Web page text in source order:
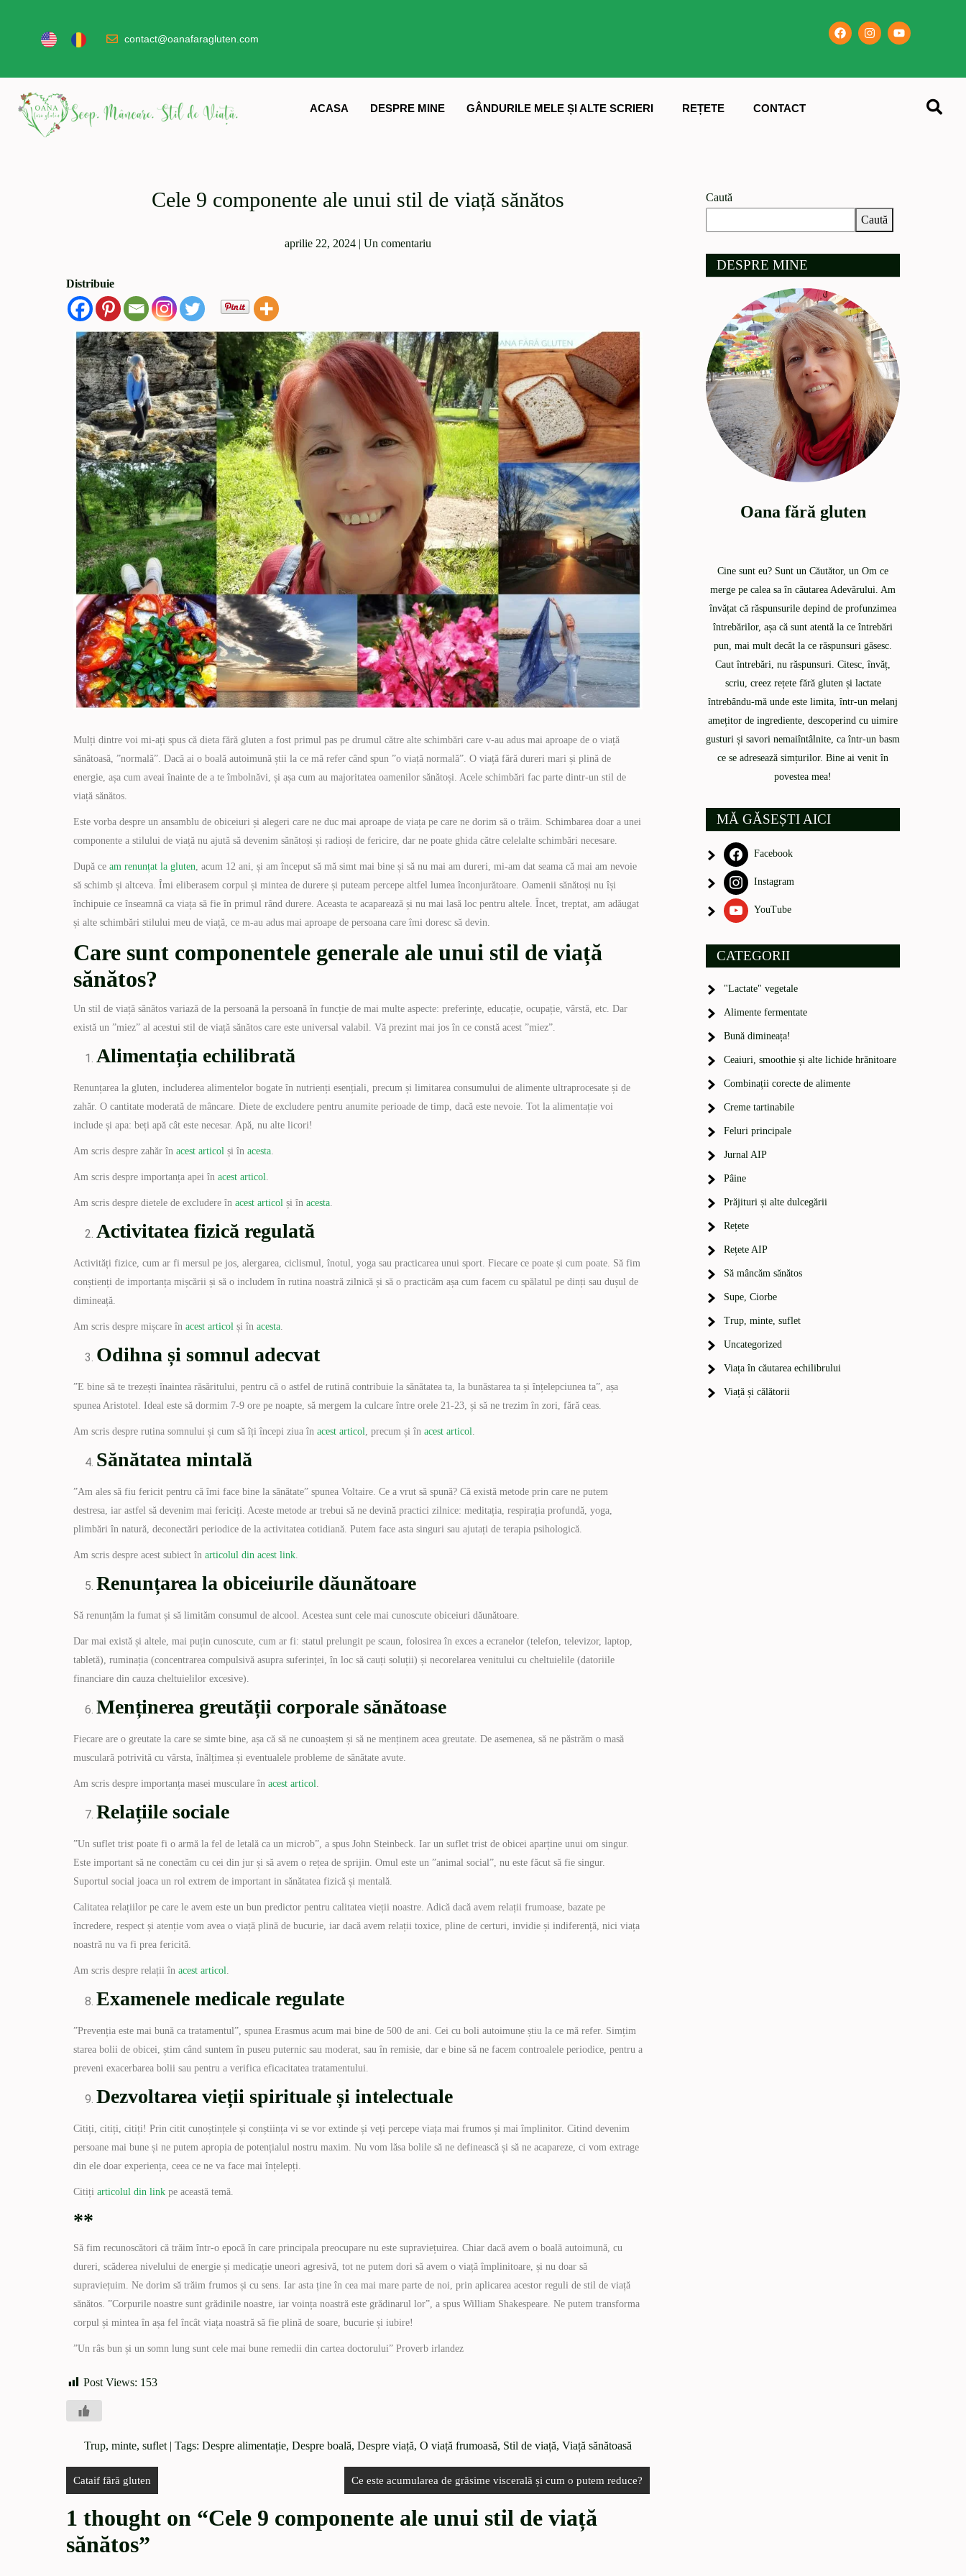
contact@oanafaragluten.com
ACASA DESPRE MINE GÂNDURILE MELE ȘI ALTE SCRIERI REȚETE CONTACT
Cele 9 componente ale unui stil de viață sănătos
aprilie 22, 2024 | Un comentariu
Distribuie
Mulți dintre voi mi-ați spus că dieta fără gluten a fost primul pas pe drumul către alte schimbări care v-au adus mai aproape de o viață
sănătoasă, ”normală”. Dacă ai o boală autoimună știi la ce mă refer când spun ”o viață normală”. O viață fără dureri mari și plină de
energie, așa cum aveai înainte de a te îmbolnăvi, și așa cum au majoritatea oamenilor sănătoși. Acele schimbări fac parte dintr-un stil de
viață sănătos.
Este vorba despre un ansamblu de obiceiuri și alegeri care ne duc mai aproape de viața pe care ne dorim să o trăim. Schimbarea doar a unei
componente a stilului de viață nu ajută să devenim sănătoși și radioși de fericire, dar ne poate ghida către celelalte schimbări necesare.
După ce am renunțat la gluten , acum 12 ani, și am început să mă simt mai bine și să nu mai am dureri, mi-am dat seama că mai am nevoie
să schimb și altceva. Îmi eliberasem corpul și mintea de durere și puteam percepe altfel lumea înconjurătoare. Oamenii sănătoși nu își
închipuie ce înseamnă ca viața să fie în primul rând durere. Aceasta te acaparează și nu mai lasă loc pentru altele. Încet, treptat, am adăugat
și alte schimbări stilului meu de viață, ce m-au adus mai aproape de persoana care îmi doresc să devin.
Care sunt componentele generale ale unui stil de viață
sănătos?
Un stil de viață sănătos variază de la persoană la persoană în funcție de mai multe aspecte: preferințe, educație, ocupație, vârstă, etc. Dar
există un ”miez” al acestui stil de viață sănătos care este universal valabil. Vă prezint mai jos în ce constă acest ”miez”.
Alimentația echilibrată
Renunțarea la gluten, includerea alimentelor bogate în nutrienți esențiali, precum și limitarea consumului de alimente ultraprocesate și de
zahăr. O cantitate moderată de mâncare. Diete de excludere pentru anumite perioade de timp, dacă este nevoie. Tot la alimentație voi
include și apa: beți apă cât este necesar. Apă, nu alte licori!
Am scris despre zahăr în acest articol și în acesta
Am scris despre importanța apei în acest articol
Am scris despre dietele de excludere în acest articol și în acesta
Activitatea fizică regulată
Activități fizice, cum ar fi mersul pe jos, alergarea, ciclismul, înotul, yoga sau practicarea unui sport. Fiecare ce poate și cum poate. Să fim
conștienți de importanța mișcării și să o includem în rutina noastră zilnică și să o practicăm așa cum facem cu spălatul pe dinți sau dușul de
dimineață.
Am scris despre mișcare în acest articol și în acesta
Odihna și somnul adecvat
”E bine să te trezești înaintea răsăritului, pentru că o astfel de rutină contribuie la sănătatea ta, la bunăstarea ta și înțelepciunea ta”, așa
spunea Aristotel. Ideal este să dormim 7-9 ore pe noapte, să mergem la culcare între orele 21-23, și să ne trezim în zori, fără ceas.
Am scris despre rutina somnului și cum să îți începi ziua în acest articol , precum și în acest articol
Sănătatea mintală
”Am ales să fiu fericit pentru că îmi face bine la sănătate” spunea Voltaire. Ce a vrut să spună? Că există metode prin care ne putem
destresa, iar astfel să devenim mai fericiți. Aceste metode ar trebui să ne devină practici zilnice: meditația, respirația profundă, yoga,
plimbări în natură, deconectări periodice de la activitatea cotidiană. Putem face asta singuri sau ajutați de terapia psihologică.
Am scris despre acest subiect în articolul din acest link
Renunțarea la obiceiurile dăunătoare
Să renunțăm la fumat și să limităm consumul de alcool. Acestea sunt cele mai cunoscute obiceiuri dăunătoare.
Dar mai există și altele, mai puțin cunoscute, cum ar fi: statul prelungit pe scaun, folosirea în exces a ecranelor (telefon, televizor, laptop,
tabletă), ruminația (concentrarea compulsivă asupra suferinței, în loc să cauți soluții) și necorelarea venitului cu cheltuielile (datoriile
financiare din cauza cheltuielilor excesive).
Menținerea greutății corporale sănătoase
Fiecare are o greutate la care se simte bine, așa că să ne cunoaștem și să ne menținem acea greutate. De asemenea, să ne păstrăm o masă
musculară potrivită cu vârsta, înălțimea și eventualele probleme de sănătate avute.
Am scris despre importanța masei musculare în acest articol
Relațiile sociale
”Un suflet trist poate fi o armă la fel de letală ca un microb”, a spus John Steinbeck. Iar un suflet trist de obicei aparține unui om singur.
Este important să ne conectăm cu cei din jur și să avem o rețea de sprijin. Omul este un ”animal social”, nu este făcut să fie singur.
Suportul social joaca un rol extrem de important in sănătatea fizică și mentală.
Calitatea relațiilor pe care le avem este un bun predictor pentru calitatea vieții noastre. Adică dacă avem relații frumoase, bazate pe
încredere, respect și atenție vom avea o viață plină de bucurie, iar dacă avem relații toxice, pline de certuri, invidie și indiferență, nici viața
noastră nu va fi prea fericită.
Am scris despre relații în acest articol
Examenele medicale regulate
”Prevenția este mai bună ca tratamentul”, spunea Erasmus acum mai bine de 500 de ani. Cei cu boli autoimune știu la ce mă refer. Simțim
starea bolii de obicei, știm când suntem în puseu puternic sau moderat, sau în remisie, dar e bine să ne facem controalele periodice, pentru a
preveni exacerbarea bolii sau pentru a verifica eficacitatea tratamentului.
Dezvoltarea vieții spirituale și intelectuale
Citiți, citiți, citiți! Prin citit cunoștințele și conștiința vi se vor extinde și veți percepe viața mai frumos și mai împlinitor. Citind devenim
persoane mai bune și ne putem apropia de potențialul nostru maxim. Nu vom lăsa bolile să ne definească și să ne acapareze, ci vom extrage
din ele doar experiența, ceea ce ne va face mai înțelepți.
Citiți articolul din link pe această temă.
**
Să fim recunoscători că trăim într-o epocă în care principala preocupare nu este supraviețuirea. Chiar dacă avem o boală autoimună, cu
dureri, scăderea nivelului de energie și medicație uneori agresivă, tot ne putem dori să avem o viață împlinitoare, și nu doar să
supraviețuim. Ne dorim să trăim frumos și cu sens. Iar asta ține în cea mai mare parte de noi, prin aplicarea acestor reguli de stil de viață
sănătos. ”Corpurile noastre sunt grădinile noastre, iar voința noastră este grădinarul lor”, a spus William Shakespeare. Ne putem transforma
corpul și mintea în așa fel încât viața noastră să fie plină de soare, bucurie și iubire!
”Un râs bun și un somn lung sunt cele mai bune remedii din cartea doctorului” Proverb irlandez
Post Views: 153
Trup, minte, suflet | Tags: Despre alimentație, Despre boală, Despre viață, O viață frumoasă, Stil de viață, Viață sănătoasă
Cataif fără gluten Ce este acumularea de grăsime viscerală și cum o putem reduce?
1 thought on “Cele 9 componente ale unui stil de viață
sănătos”
Caută
Caută
DESPRE MINE
Oana fără gluten
Cine sunt eu? Sunt un Căutător, un Om ce
merge pe calea sa în căutarea Adevărului. Am
învățat că răspunsurile depind de profunzimea
întrebărilor, așa că sunt atentă la ce întrebări
pun, mai mult decât la ce răspunsuri găsesc.
Caut întrebări, nu răspunsuri. Citesc, învăț,
scriu, creez rețete fără gluten și lactate
întrebându-mă unde este limita, într-un melanj
amețitor de ingrediente, descoperind cu uimire
gusturi și savori nemaiîntâlnite, ca într-un basm
ce se adresează simțurilor. Bine ai venit în
povestea mea!
MĂ GĂSEȘTI AICI
Facebook
Instagram
YouTube
CATEGORII
"Lactate" vegetale
Alimente fermentate
Bună dimineața!
Ceaiuri, smoothie și alte lichide hrănitoare
Combinații corecte de alimente
Creme tartinabile
Feluri principale
Jurnal AIP
Pâine
Prăjituri și alte dulcegării
Rețete
Rețete AIP
Să mâncăm sănătos
Supe, Ciorbe
Trup, minte, suflet
Uncategorized
Viața în căutarea echilibrului
Viață și călătorii